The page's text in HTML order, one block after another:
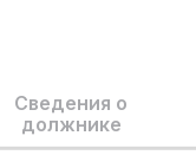
Сведения о
должнике